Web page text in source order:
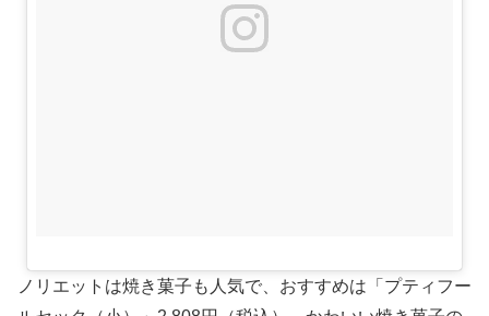
ノリエットは焼き菓子も人気で、おすすめは「プティフー